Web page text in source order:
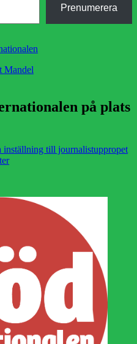
Prenumerera
Mandel
på plats
inställning till journalistuppropet